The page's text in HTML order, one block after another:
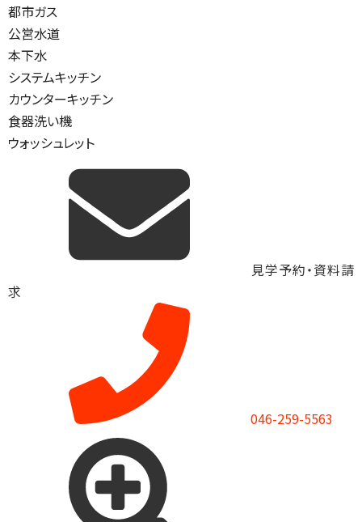
都市ガス
公営水道
本下水
システムキッチン
カウンターキッチン
食器洗い機
ウォッシュレット
見学予約・資料請
求
046-259-5563